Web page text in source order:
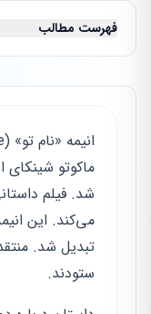
فهرست مطالب
شد. فیلم
می‌کند. این
تبدیل شد.
ستودند.